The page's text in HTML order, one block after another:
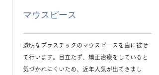
マウスピース
透明なプラスチックのマウスピースを歯に被せ
て行います。目立たず、矯正治療をしていると
気づかれにくいため、近年人気が出てきまし